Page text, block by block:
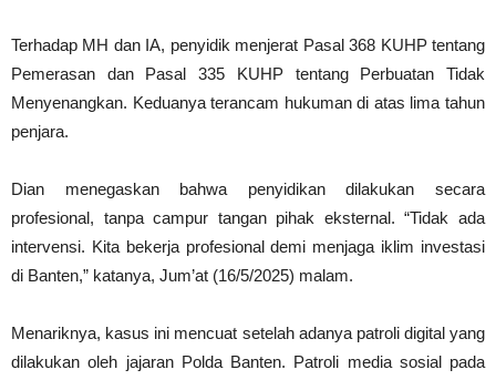
Terhadap MH dan IA, penyidik menjerat Pasal 368 KUHP tentang
Pemerasan dan Pasal 335 KUHP tentang Perbuatan Tidak
Menyenangkan. Keduanya terancam hukuman di atas lima tahun
penjara.
Dian menegaskan bahwa penyidikan dilakukan secara
profesional, tanpa campur tangan pihak eksternal. “Tidak ada
intervensi. Kita bekerja profesional demi menjaga iklim investasi
di Banten,” katanya, Jum’at (16/5/2025) malam.
Menariknya, kasus ini mencuat setelah adanya patroli digital yang
dilakukan oleh jajaran Polda Banten. Patroli media sosial pada